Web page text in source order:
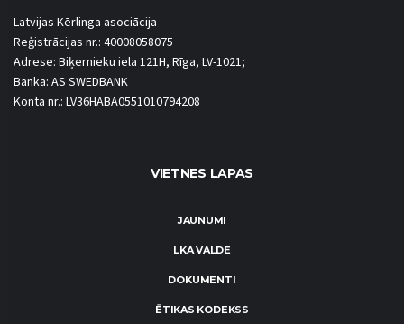
Latvijas Kērlinga asociācija
Reģistrācijas nr.: 40008058075
Adrese: Biķernieku iela 121H, Rīga, LV-1021;
Banka: AS SWEDBANK
Konta nr.: LV36HABA0551010794208
VIETNES LAPAS
JAUNUMI
LKA VALDE
DOKUMENTI
ĒTIKAS KODEKSS